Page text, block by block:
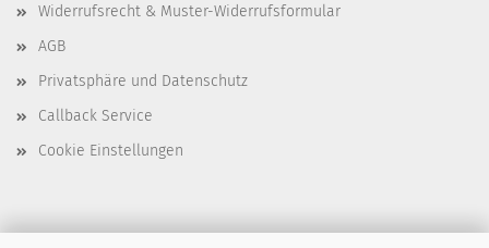
Widerrufsrecht & Muster-Widerrufsformular
AGB
Privatsphäre und Datenschutz
Callback Service
Cookie Einstellungen